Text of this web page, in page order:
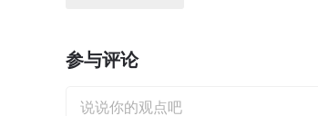
参与评论